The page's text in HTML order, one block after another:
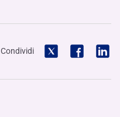
Condividi